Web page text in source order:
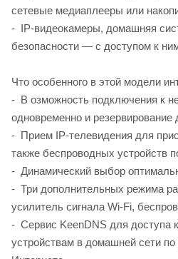
сетевые медиаплееры или
- IP-видеокамеры, домашняя
безопасности — с доступом к
Что особенного в этой модели
- В озможность подключения к
одновременно и резервирование
- Прием IP-телевидения для
также беспроводных устройств
- Динамический выбор
- Три дополнительных режима
усилитель сигнала Wi-Fi,
- Сервис KeenDNS для доступа
устройствам в домашней сети